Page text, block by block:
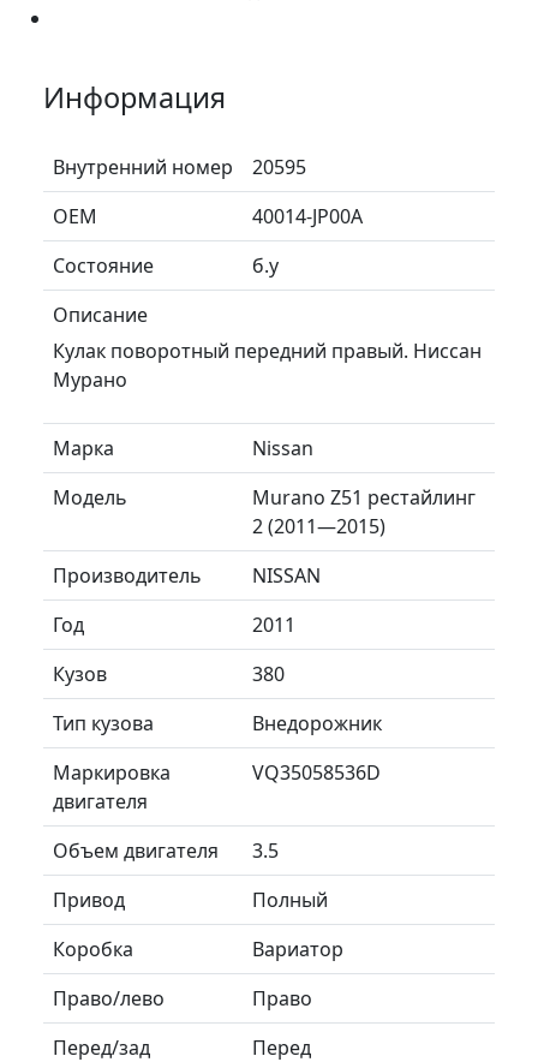
Информация
Внутренний номер
20595
ОЕМ
40014-JP00A
Состояние
б.у
Описание
Кулак поворотный передний правый. Ниссан
Мурано
Марка
Nissan
Модель
Murano Z51 рестайлинг
2 (2011—2015)
Производитель
NISSAN
Год
2011
Кузов
380
Тип кузова
Внедорожник
Маркировка
двигателя
VQ35058536D
Объем двигателя
3.5
Привод
Полный
Коробка
Вариатор
Право/лево
Право
Перед/зад
Перед